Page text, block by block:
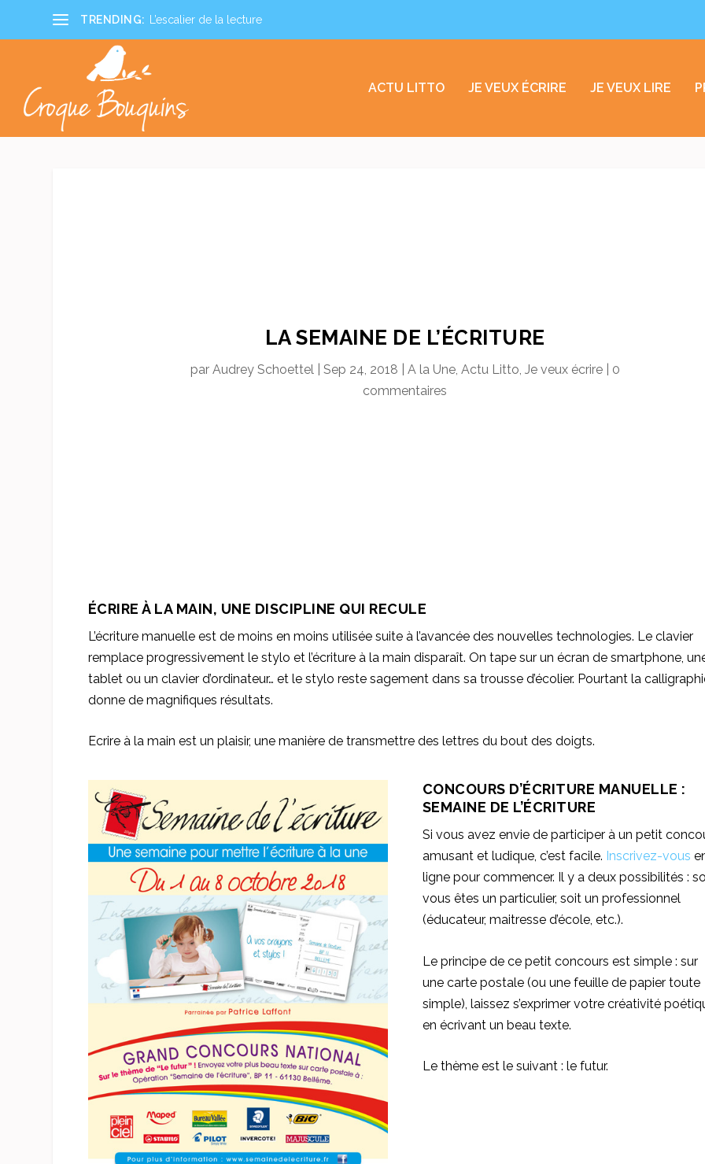
TRENDING: L’escalier de la lecture
ACTU LITTO JE VEUX ÉCRIRE JE VEUX LIRE
LA SEMAINE DE L’ÉCRITURE
par Audrey Schoettel Sep 24, 2018 A la Une, Actu Litto Je veux écrire| 0
commentaires
ÉCRIRE À LA MAIN, UNE DISCIPLINE QUI RECULE
L’écriture manuelle est de moins en moins utilisée suite à l’avancée des nouvelles technologies. Le clavier
remplace progressivement le stylo et l’écriture à la main disparaît. On tape sur un écran de smartphone,
tablet ou un clavier d’ordinateur… et le stylo reste sagement dans sa trousse d’écolier. Pourtant la
donne de magnifiques résultats.
Ecrire à la main est un plaisir, une manière de transmettre des lettres du bout des doigts.
CONCOURS D’ÉCRITURE MANUELLE :
SEMAINE DE L’ÉCRITURE
Si vous avez envie de participer à un petit
amusant et ludique, c’est facile. Inscrivez-vous
ligne pour commencer. Il y a deux possibilités :
vous êtes un particulier, soit un professionnel
(éducateur, maitresse d’école, etc.).
Le principe de ce petit concours est simple : sur
une carte postale (ou une feuille de papier toute
simple), laissez s’exprimer votre créativité
en écrivant un beau texte.
Le thème est le suivant : le futur.